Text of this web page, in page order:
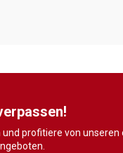
profitiere von unseren